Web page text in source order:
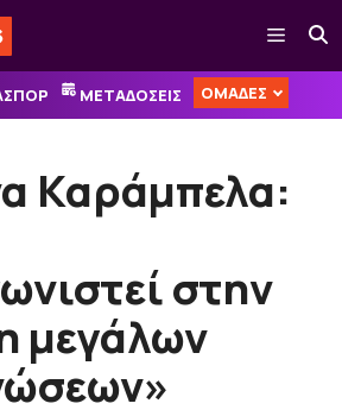
Μενού
ΜΕΤΑΔΟΣΕΙΣ ΟΜΑΔΕΣ
Καράμπελα:
στην
μεγάλων